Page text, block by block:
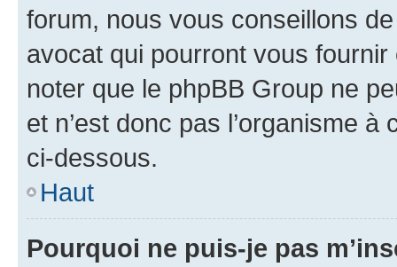
forum, nous vous conseillons
avocat qui pourront vous
noter que le phpBB Group ne
et n’est donc pas l’organisme
ci-dessous.
Haut
Pourquoi ne puis-je pas